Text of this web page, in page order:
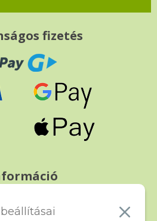
fizetés
és visszáru